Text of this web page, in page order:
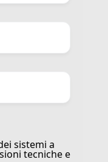
sistemi a
tecniche e